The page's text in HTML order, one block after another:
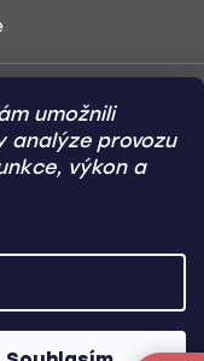
umožnili
analýze provozu
výkon a
Dobírka
- Všechna